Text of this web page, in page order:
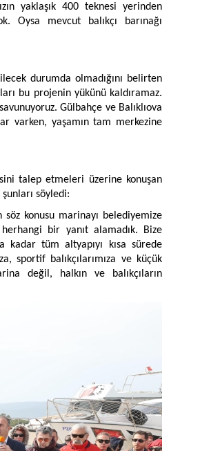
yaklaşık 400 teknesi yerinden
Oysa mevcut balıkçı barınağı
durumda olmadığını belirten
bu projenin yükünü kaldıramaz.
Gülbahçe ve Balıklıova
varken, yaşamın tam merkezine
talep etmeleri üzerine konuşan
söyledi:
söz konusu marinayı belediyemize
bir yanıt alamadık. Bize
kadar tüm altyapıyı kısa sürede
sportif balıkçılarımıza ve küçük
değil, halkın ve balıkçıların